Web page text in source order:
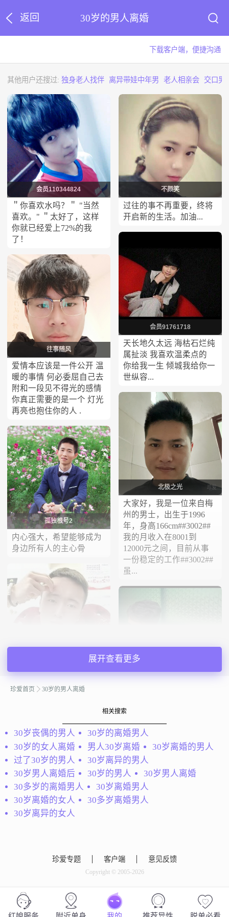
返回 30岁的男人离婚
下载客户端，便捷沟通
其他用户还搜过:独身老人找伴 离异带娃中年男 老人相亲会 交口男
会员110344824
＂你喜欢水吗？＂ "当然
喜欢。" ＂太好了，这样
你就已经爱上72%的我
了！
往事随风
爱情本应该是一件公开 温
暖的事情 何必委屈自己去
附和一段见不得光的感情
你真正需要的是一个 灯光
再亮也抱住你的人 .
孤独根号2
内心强大，希望能够成为
身边所有人的主心骨
我想找一个陪我白头到老
的 你顾家 我挣钱 维持我
不喜折腾
圣的，如果决定在一起那
不颜笑
过往的事不再重要，终将
开启新的生活。加油...
会员91761718
天长地久太远 海枯石烂纯
属扯淡 我喜欢温柔点的
你给我一生 倾城我给你一
世纵容...
北极之光
大家好，我是一位来自梅
州的男士，出生于1996
年，身高166cm##3002##
我的月收入在8001到
12000元之间，目前从事
一份稳定的工作##3002##
虽...
理解包容的，能够懂得对
考虑...
想找一个陪我一直走下去
的人，互相信任，互相理
展开查看更多
珍爱首页 30岁的男人离婚
相关搜索
30岁丧偶的男人
30岁的离婚男人
30岁的女人离婚
男人30岁离婚
30岁离婚的男人
过了30岁的男人
30岁离异的男人
30岁男人离婚后
30岁的男人
30岁男人离婚
30多岁的离婚男人
30岁离婚男人
30岁离婚的女人
30多岁离婚男人
30岁离异的女人
珍爱专题 客户端 意见反馈
Copyright © 2005-2026